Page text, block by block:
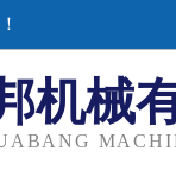
机械